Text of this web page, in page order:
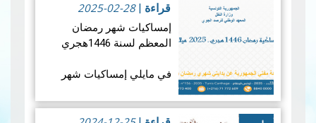
بالكامل في ظل الأرض. وما
يميز هذا الحدث الفلكي هو
تزامنه مع منتصف شه…
قراءة |
2025-02-28
إمساكيات شهر رمضان
المعظم لسنة 1446هجري
في مايلي إمساكيات شهر
هجري و شملت الإمساكيات